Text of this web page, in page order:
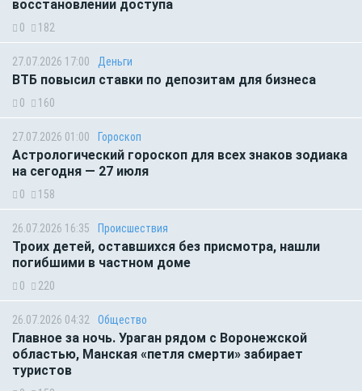
восстановлении доступа
0 182
27.07.2026 17:00 Деньги
ВТБ повысил ставки по депозитам для бизнеса
0 160
27.07.2026 01:00 Гороскоп
Астрологический гороскоп для всех знаков зодиака
на сегодня — 27 июля
0 158
26.07.2026 16:35 Происшествия
Троих детей, оставшихся без присмотра, нашли
погибшими в частном доме
0 220
26.07.2026 04:32 Общество
Главное за ночь. Ураган рядом с Воронежской
областью, Манская «петля смерти» забирает
туристов